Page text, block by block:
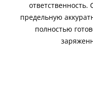
предельную
полностью